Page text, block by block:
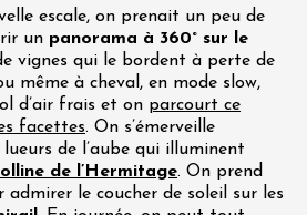
escale, on prenait un peu de
un panorama à 360° sur le
vignes qui le bordent à perte de
même à cheval, en mode slow,
d’air frais et on parcourt ce
facettes. On s’émerveille
de l’aube qui illuminent
de l’Hermitage. On prend
le coucher de soleil sur les